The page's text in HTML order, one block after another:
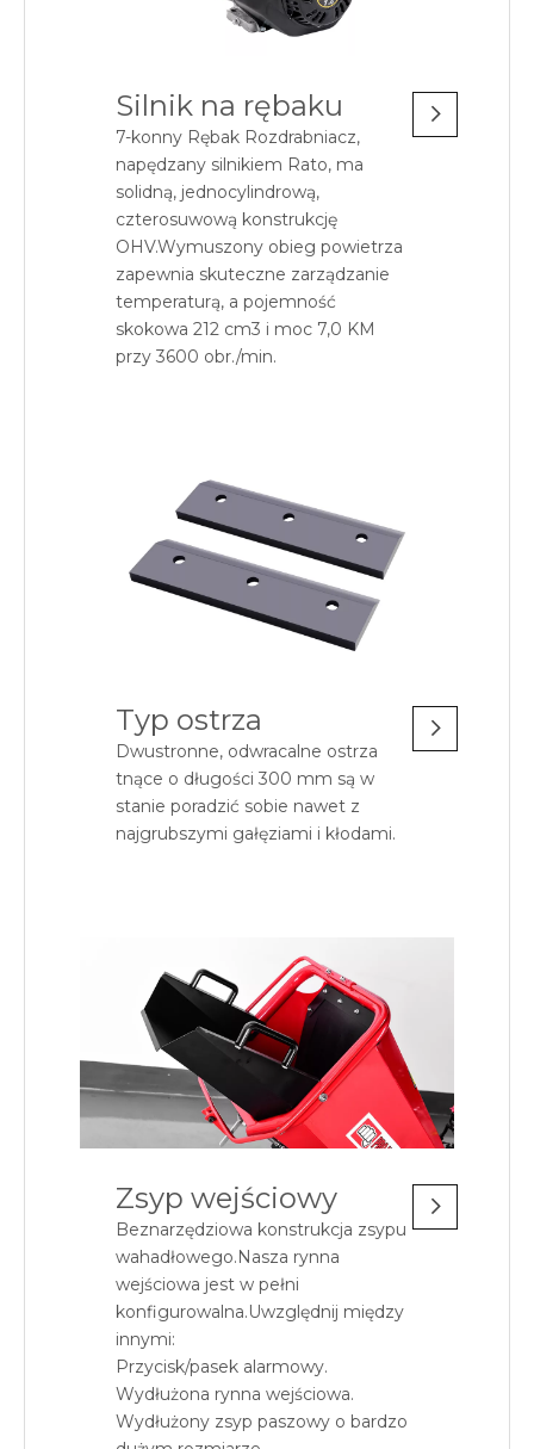
Silnik na rębaku
7-konny Rębak Rozdrabniacz,
napędzany silnikiem Rato, ma
solidną, jednocylindrową,
czterosuwową konstrukcję
OHV.Wymuszony obieg powietrza
zapewnia skuteczne zarządzanie
temperaturą, a pojemność
skokowa 212 cm3 i moc 7,0 KM
przy 3600 obr./min.
Typ ostrza
Dwustronne, odwracalne ostrza
tnące o długości 300 mm są w
stanie poradzić sobie nawet z
najgrubszymi gałęziami i kłodami.
Zsyp wejściowy
Beznarzędziowa konstrukcja zsypu
wahadłowego.Nasza rynna
wejściowa jest w pełni
konfigurowalna.Uwzględnij między
innymi:
Przycisk/pasek alarmowy.
Wydłużona rynna wejściowa.
Wydłużony zsyp paszowy o bardzo